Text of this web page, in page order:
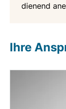
dienend
Ihre